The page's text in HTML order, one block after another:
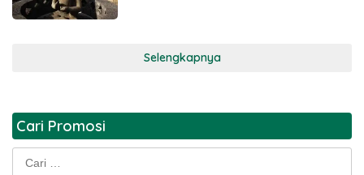
Selengkapnya
Cari Promosi
Cari